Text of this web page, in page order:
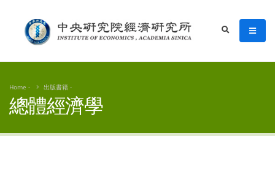
賴景昌老師個人網站 search
Home 出版書籍
總體經濟學